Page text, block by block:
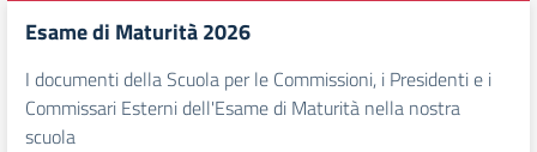
Esame di Maturità 2026
I documenti della Scuola per le Commissioni, i Presidenti e i
Commissari Esterni dell'Esame di Maturità nella nostra
scuola